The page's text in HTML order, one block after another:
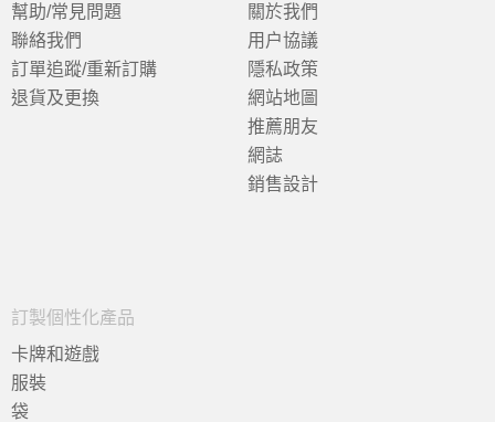
幫助/常見問題
聯絡我們
訂單追蹤/重新訂購
退貨及更換
關於我們
用户協議
隱私政策
網站地圖
推薦朋友
網誌
銷售設計
訂製個性化產品
卡牌和遊戲
服裝
袋